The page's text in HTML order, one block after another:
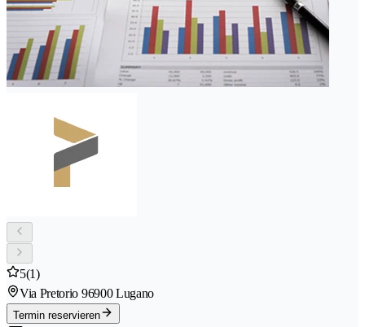
5(1)
Via Pretorio 96900 Lugano
Termin reservieren